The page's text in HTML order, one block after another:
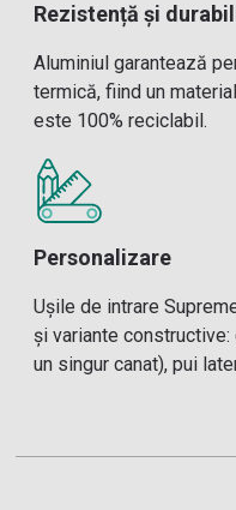
Rezistență și
Aluminiul garantează
termică, fiind un
este 100% reciclabil.
Personalizare
Ușile de intrare
și variante
un singur canat), pui